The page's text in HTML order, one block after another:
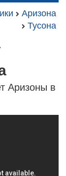
Аризона
Тусона
Аризоны в